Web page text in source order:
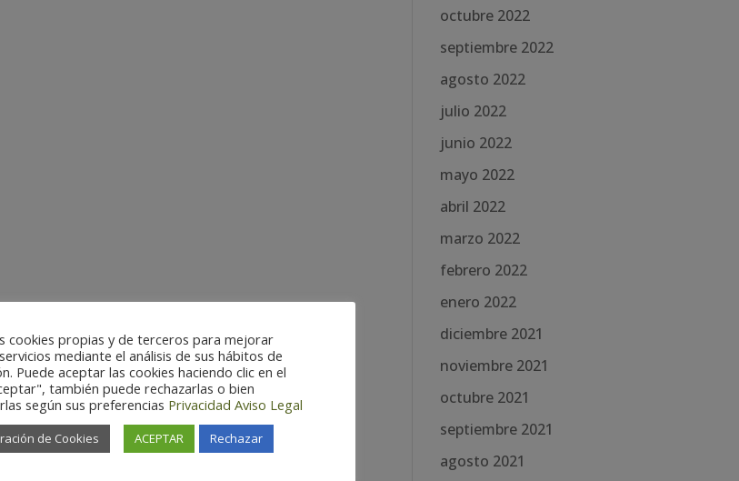
octubre 2022
septiembre 2022
agosto 2022
julio 2022
junio 2022
mayo 2022
abril 2022
marzo 2022
febrero 2022
enero 2022
diciembre 2021
noviembre 2021
octubre 2021
septiembre 2021
agosto 2021
cookies propias y de terceros para mejorar
mediante el análisis de sus hábitos de
Puede aceptar las cookies haciendo clic en el
también puede rechazarlas o bien
según sus preferencias Privacidad Aviso Legal
de Cookies ACEPTAR Rechazar